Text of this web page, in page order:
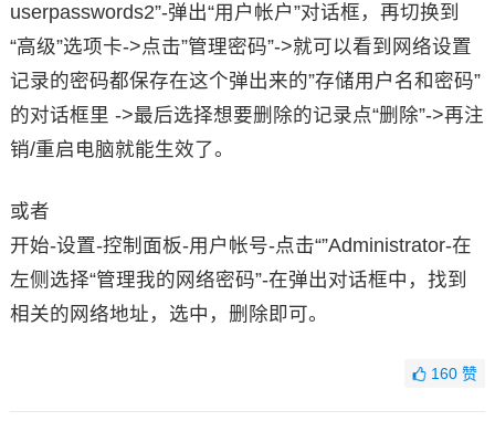
userpasswords2”-弹出“用户帐户”对话框，再切换到
“高级”选项卡->点击”管理密码”->就可以看到网络设置
记录的密码都保存在这个弹出来的”存储用户名和密码”
的对话框里 ->最后选择想要删除的记录点“删除”->再注
销/重启电脑就能生效了。
或者
开始-设置-控制面板-用户帐号-点击“”Administrator-在
左侧选择“管理我的网络密码”-在弹出对话框中，找到
相关的网络地址，选中，删除即可。
160赞